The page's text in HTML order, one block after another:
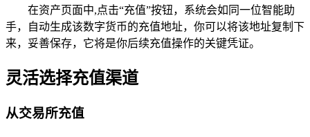
在资产页面中,点击“充值”按钮，系统会如同一位智能助
手，自动生成该数字货币的充值地址，你可以将该地址复制下
来，妥善保存，它将是你后续充值操作的关键凭证。
灵活选择充值渠道
从交易所充值